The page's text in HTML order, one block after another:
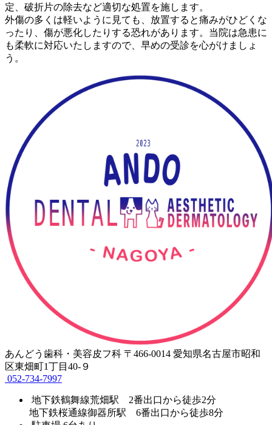
定、破折片の除去など適切な処置を施します。
外傷の多くは軽いように見ても、放置すると痛みがひどくな
ったり、傷が悪化したりする恐れがあります。当院は急患に
も柔軟に対応いたしますので、早めの受診を心がけましょ
う。
あんどう歯科・美容皮フ科 〒466-0014 愛知県名古屋市昭和
区東畑町1丁目40-９
052-734-7997
地下鉄鶴舞線荒畑駅 2番出口から徒歩2分
地下鉄桜通線御器所駅 6番出口から徒歩8分